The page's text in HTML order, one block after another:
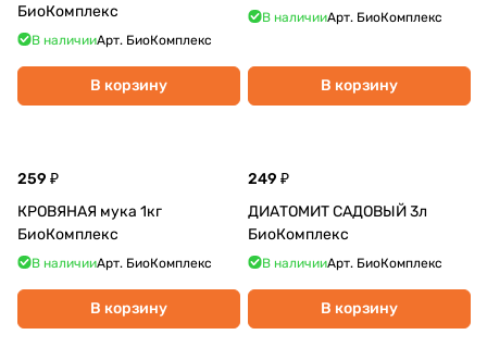
БиоКомплекс
В наличииАрт. БиоКомплекс
В корзину
В наличииАрт. БиоКомплекс
В корзину
259 ₽
КРОВЯНАЯ мука 1кг
БиоКомплекс
В наличииАрт. БиоКомплекс
В корзину
249 ₽
ДИАТОМИТ САДОВЫЙ 3л
БиоКомплекс
В наличииАрт. БиоКомплекс
В корзину